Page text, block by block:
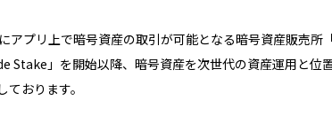
プリ上で暗号資産の取引が可能となる暗号資産販売所
」を開始以降、暗号資産を次世代の資産運用と位
おります。